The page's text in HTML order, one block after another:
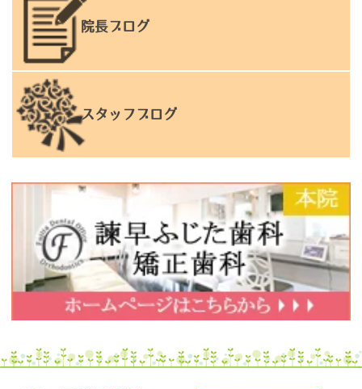
院長ブログ
スタッフブログ